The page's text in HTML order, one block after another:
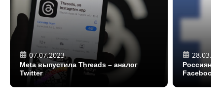
07.07.2023
Meta выпустила Threads – аналог
Twitter
Facebook